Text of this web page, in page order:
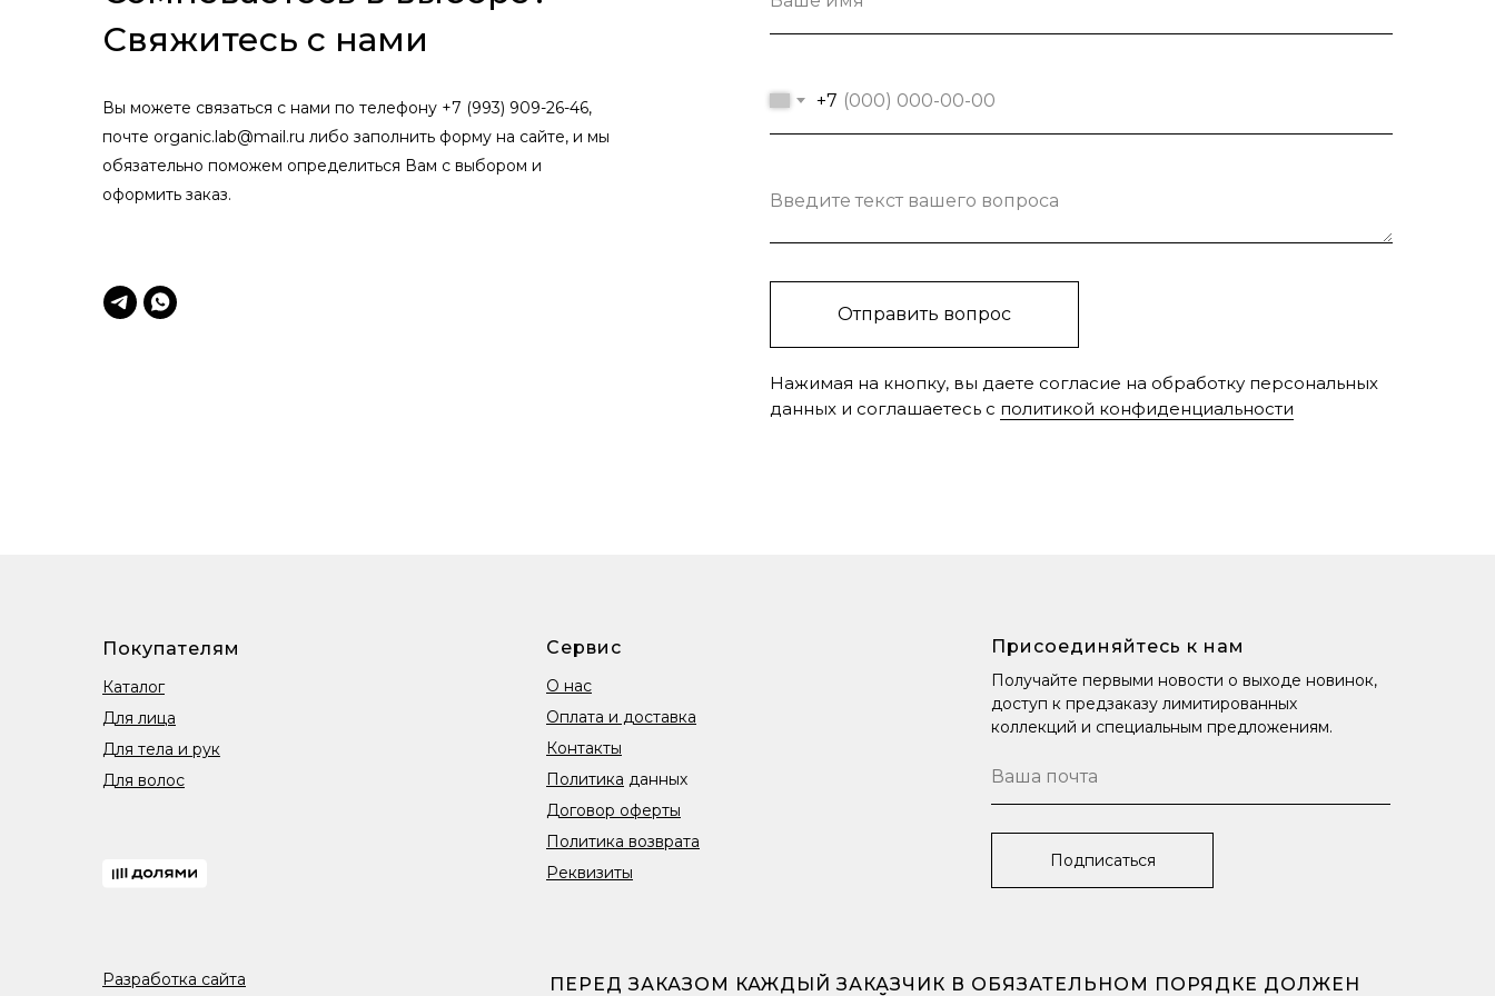
Свяжитесь с нами
Вы можете связаться с нами по телефону +7 (993) 909-26-46,
почте organic.lab@mail.ru либо заполнить форму на сайте, и мы
обязательно поможем определиться Вам с выбором и
оформить заказ.
+7
Введите текст вашего вопроса
Отправить вопрос
Нажимая на кнопку, вы даете согласие на обработку персональных
данных и соглашаетесь c политикой конфиденциальности
ПЕРЕД ЗАКАЗОМ КАЖДЫЙ ЗАКАЗЧИК В ОБЯЗАТЕЛЬНОМ ПОРЯДКЕ ДОЛЖЕН
Покупателям
Каталог
Для лица
Для тела и рук
Для волос
Присоединяйтесь к нам
Получайте первыми новости о выходе новинок,
доступ к предзаказу лимитированных
коллекций и специальным предложениям.
Сервис
О нас
Оплата и доставка
Контакты
Политика данных
Договор оферты
Политика возврата
Реквизиты
Подписаться
Разработка сайта